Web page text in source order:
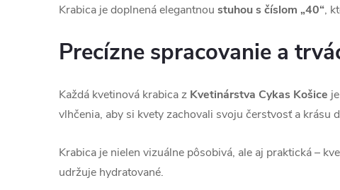
Krabica je doplnená elegantnou stuhou s číslom „40“,
Precízne spracovanie a
Každá kvetinová krabica z Kvetinárstva Cykas Košice
vlhčenia, aby si kvety zachovali svoju čerstvosť a krásu
Krabica je nielen vizuálne pôsobivá, ale aj praktická –
udržuje hydratované.